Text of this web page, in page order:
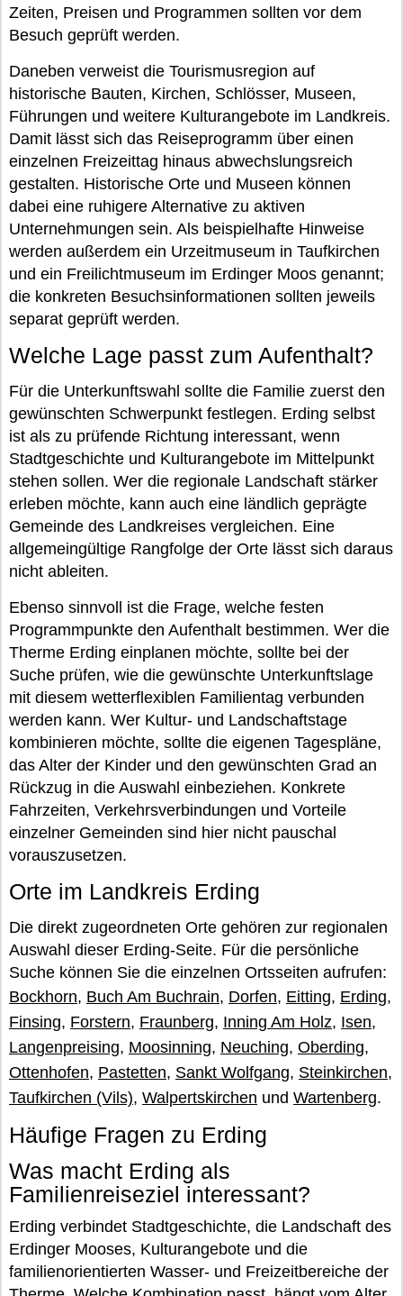
Zeiten, Preisen und Programmen sollten vor dem
Besuch geprüft werden.
Daneben verweist die Tourismusregion auf
historische Bauten, Kirchen, Schlösser, Museen,
Führungen und weitere Kulturangebote im Landkreis.
Damit lässt sich das Reiseprogramm über einen
einzelnen Freizeittag hinaus abwechslungsreich
gestalten. Historische Orte und Museen können
dabei eine ruhigere Alternative zu aktiven
Unternehmungen sein. Als beispielhafte Hinweise
werden außerdem ein Urzeitmuseum in Taufkirchen
und ein Freilichtmuseum im Erdinger Moos genannt;
die konkreten Besuchsinformationen sollten jeweils
separat geprüft werden.
Welche Lage passt zum Aufenthalt?
Für die Unterkunftswahl sollte die Familie zuerst den
gewünschten Schwerpunkt festlegen. Erding selbst
ist als zu prüfende Richtung interessant, wenn
Stadtgeschichte und Kulturangebote im Mittelpunkt
stehen sollen. Wer die regionale Landschaft stärker
erleben möchte, kann auch eine ländlich geprägte
Gemeinde des Landkreises vergleichen. Eine
allgemeingültige Rangfolge der Orte lässt sich daraus
nicht ableiten.
Ebenso sinnvoll ist die Frage, welche festen
Programmpunkte den Aufenthalt bestimmen. Wer die
Therme Erding einplanen möchte, sollte bei der
Suche prüfen, wie die gewünschte Unterkunftslage
mit diesem wetterflexiblen Familientag verbunden
werden kann. Wer Kultur- und Landschaftstage
kombinieren möchte, sollte die eigenen Tagespläne,
das Alter der Kinder und den gewünschten Grad an
Rückzug in die Auswahl einbeziehen. Konkrete
Fahrzeiten, Verkehrsverbindungen und Vorteile
einzelner Gemeinden sind hier nicht pauschal
vorauszusetzen.
Orte im Landkreis Erding
Die direkt zugeordneten Orte gehören zur regionalen
Auswahl dieser Erding-Seite. Für die persönliche
Suche können Sie die einzelnen Ortsseiten aufrufen:
Bockhorn, Buch Am Buchrain, Dorfen, Eitting, Erding,
Finsing, Forstern, Fraunberg, Inning Am Holz, Isen,
Langenpreising, Moosinning, Neuching, Oberding,
Ottenhofen, Pastetten, Sankt Wolfgang, Steinkirchen,
Taufkirchen (Vils), Walpertskirchen und Wartenberg.
Häufige Fragen zu Erding
Was macht Erding als
Familienreiseziel interessant?
Erding verbindet Stadtgeschichte, die Landschaft des
Erdinger Mooses, Kulturangebote und die
familienorientierten Wasser- und Freizeitbereiche der